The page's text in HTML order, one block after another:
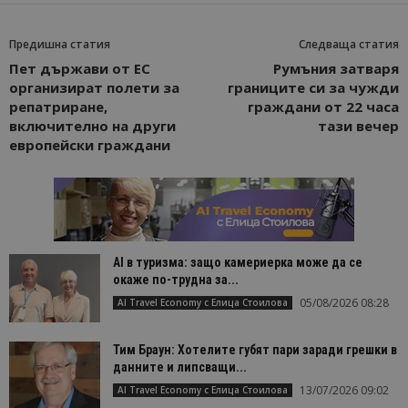
Предишна статия
Пет държави от ЕС
организират полети за
репатриране,
включително на други
европейски граждани
Следваща статия
Румъния затваря
границите си за чужди
граждани от 22 часа
тази вечер
AI в туризма: защо камериерка може да се
окаже по-трудна за...
AI Travel Economy с Елица Стоилова 05/08/2026 08:28
Тим Браун: Хотелите губят пари заради грешки в
данните и липсващи...
AI Travel Economy с Елица Стоилова 13/07/2026 09:02
на
с уебсайта
Ltd
.statcounter.com
1 месец
е зададена
дали сте за
първи път
завръщащ
_ga_B09EBBY8PY
.bgtourism.bg
Google
_ga_WXPDN4HSCV
.bgtourism.bg
Google